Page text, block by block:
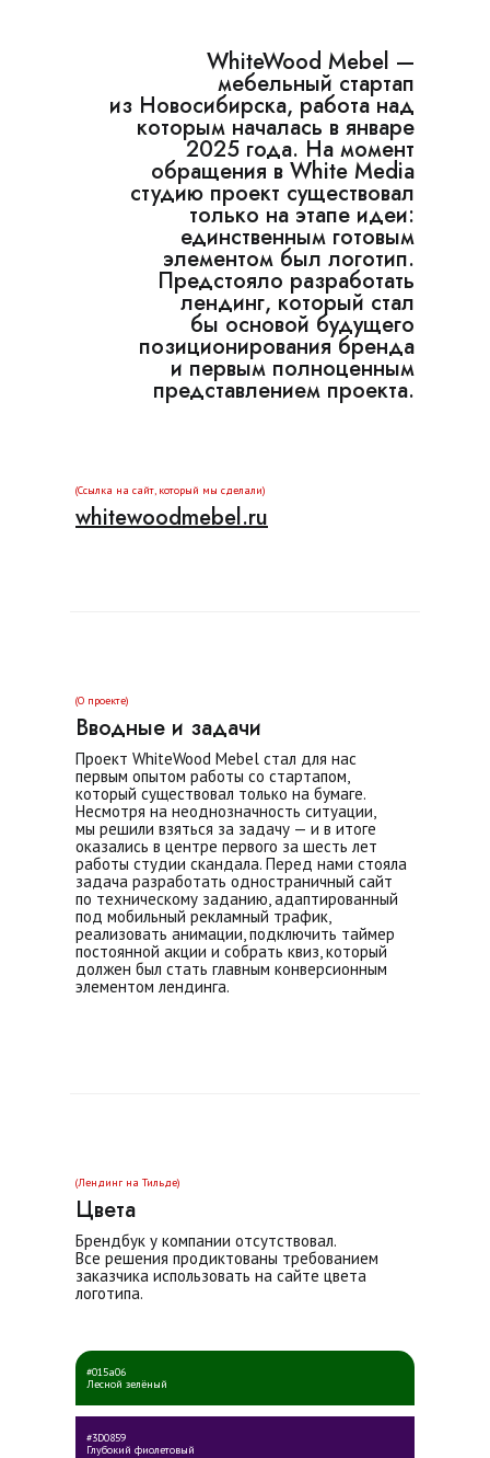
(О проекте)
Вводные и задачи
Проект WhiteWood Mebel стал для нас
первым опытом работы со стартапом,
который существовал только на бумаге.
Несмотря на неоднозначность ситуации,
мы решили взяться за задачу — и в итоге
оказались в центре первого за шесть лет
работы студии скандала. Перед нами стояла
задача разработать одностраничный сайт
по техническому заданию, адаптированный
под мобильный рекламный трафик,
реализовать анимации, подключить таймер
постоянной акции и собрать квиз, который
должен был стать главным конверсионным
элементом лендинга.
(Лендинг на Тильде)
Цвета
Брендбук у компании отсутствовал.
Все решения продиктованы требованием
заказчика использовать на сайте цвета
логотипа.
WhiteWood Mebel —
мебельный стартап
из Новосибирска, работа над
которым началась в январе
2025 года. На момент
обращения в White Media
студию проект существовал
только на этапе идеи:
единственным готовым
элементом был логотип.
Предстояло разработать
лендинг, который стал
бы основой будущего
позиционирования бренда
и первым полноценным
представлением проекта.
whitewoodmebel.ru
(Ссылка на сайт, который мы сделали)
Лесной зелёный
#015a06
#3D0859
Глубокий фиолетовый